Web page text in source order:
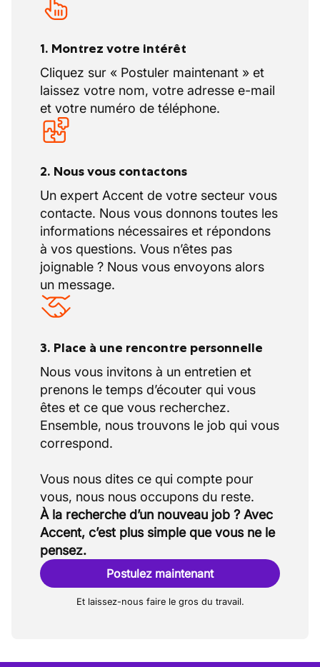
d'appartements et les rénovations, allant de
travaux de fondation et à l'installation de
réseaux d'égouts et de caves. L'entreprise
recherche de nouveaux employés pour
renforcer son équipe.
1. Montrez votre intérêt
Cliquez sur « Postuler maintenant » et
laissez votre nom, votre adresse e-mail
et votre numéro de téléphone.
2. Nous vous contactons
Un expert Accent de votre secteur vous
contacte. Nous vous donnons toutes les
informations nécessaires et répondons
à vos questions. Vous n’êtes pas
joignable ? Nous vous envoyons alors
un message.
3. Place à une rencontre personnelle
Nous vous invitons à un entretien et
prenons le temps d’écouter qui vous
êtes et ce que vous recherchez.
Ensemble, nous trouvons le job qui vous
correspond.
Vous nous dites ce qui compte pour
À la recherche d’un nouveau job ? Avec
Accent, c’est plus simple que vous ne le
pensez.
Postulez maintenant
Et laissez-nous faire le gros du travail.